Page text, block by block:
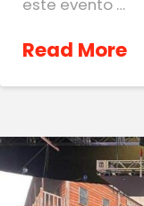
este evento …
Read More